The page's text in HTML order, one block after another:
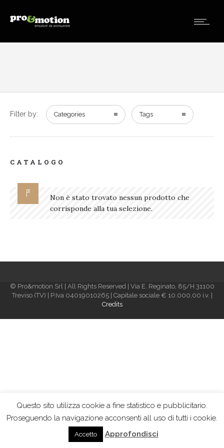
Filter by: Categories Tags
CATALOGO
Non è stato trovato nessun prodotto che
corrisponde alla tua selezione.
© Pro&motion Srl | All Rights Reserved | Via E. Reginato, 85/H 31100
Treviso (TV) | P.Iva 04019010265 | Capitale sociale € 10.000,00 i.v. |
Credits
Questo sito utilizza cookie a fine statistico e pubblicitario.
Proseguendo la navigazione acconsenti all uso di tutti i cookie.
Accetto Approfondisci